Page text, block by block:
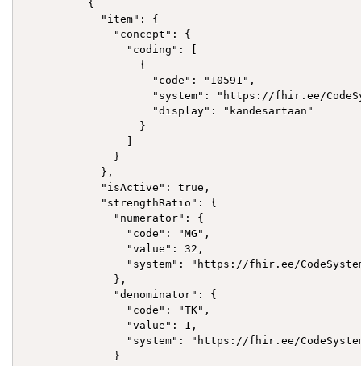
          {
            "item": {
              "concept": {
                "coding": [
                  {
                    "code": "10591",
"system": "https://fhir.ee/
                    "display": "kandesartaan"
                  }
                ]
              }
            },
            "isActive": true,
            "strengthRatio": {
              "numerator": {
                "code": "MG",
                "value": 32,
"system": "https://fhir.ee/
              },
              "denominator": {
                "code": "TK",
                "value": 1,
"system": "https://fhir.ee/
              }